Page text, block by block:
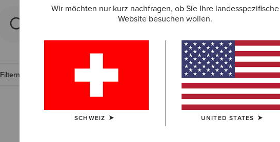
Filtern Nach Geschlecht
Wir möchten nur kurz nachfragen, ob Sie Ihre landesspezifische
Website besuchen wollen.
SCHWEIZ UNITED STATES